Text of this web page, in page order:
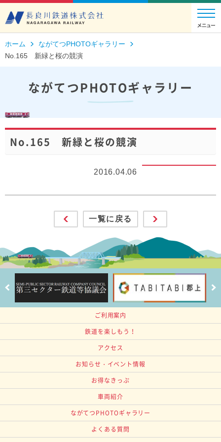
ホーム
ながてつPHOTOギャラリー
No.165 新緑と桜の競演
ながてつPHOTOギャラリー
No.165 新緑と桜の競演
2016.04.06
一覧に戻る
ご利用案内
鉄道を楽しもう！
アクセス
お知らせ・イベント情報
お得なきっぷ
車両紹介
ながてつPHOTOギャラリー
よくある質問